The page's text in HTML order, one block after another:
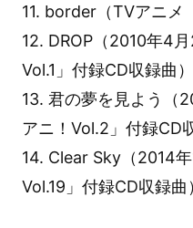
11. border（TVアニメ
12. DROP（2010年4
Vol.1」付録CD収録曲）
13. 君の夢を見よう（
アニ！Vol.2」付録CD
14. Clear Sky（2014年
Vol.19」付録CD収録曲